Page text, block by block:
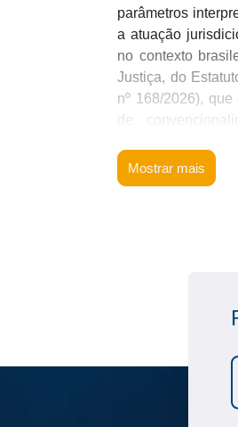
parâmetros
a atuação
no contexto
Justiça, do
nº 168/2026),
de
A jurisdição
jurisprudência
A proposta
Mostrar mais